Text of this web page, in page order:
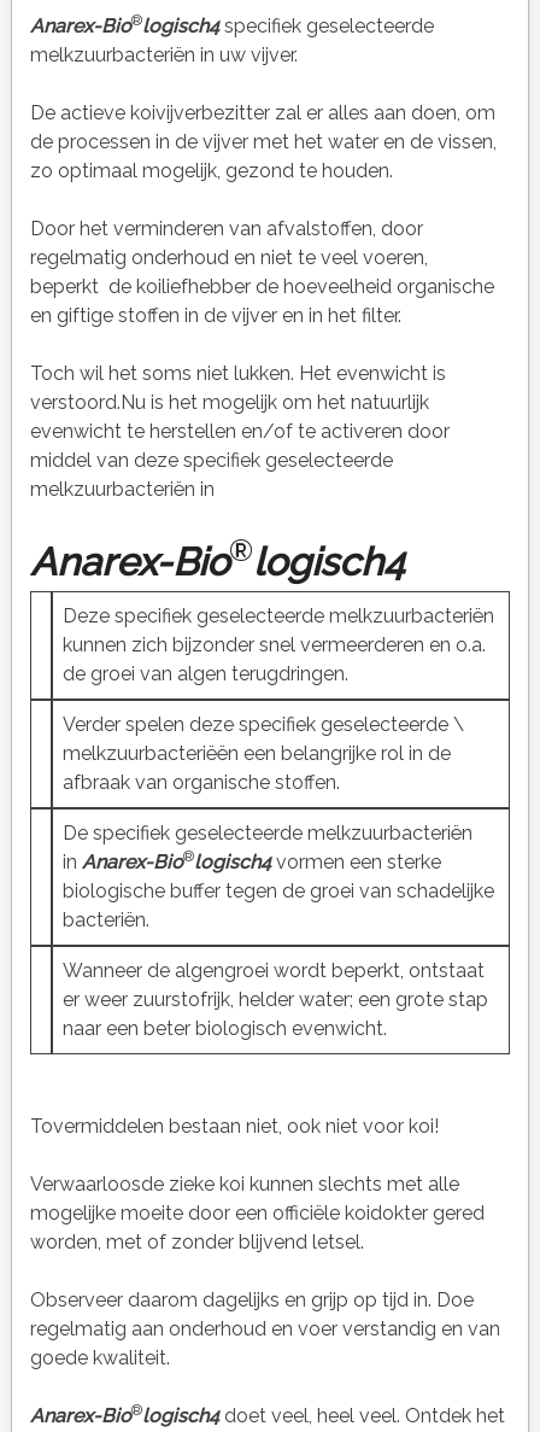
Anarex-Bio®logisch4specifiek geselecteerde
melkzuurbacteriën in uw vijver.
De actieve koivijverbezitter zal er alles aan doen, om
de processen in de vijver met het water en de vissen,
zo optimaal mogelijk, gezond te houden.
Door het verminderen van afvalstoffen, door
regelmatig onderhoud en niet te veel voeren,
beperkt de koiliefhebber de hoeveelheid organische
en giftige stoffen in de vijver en in het filter.
Toch wil het soms niet lukken. Het evenwicht is
verstoord.Nu is het mogelijk om het natuurlijk
evenwicht te herstellen en/of te activeren door
middel van deze specifiek geselecteerde
melkzuurbacteriën in
Anarex-Bio®logisch4
Deze specifiek geselecteerde melkzuurbacteriën
kunnen zich bijzonder snel vermeerderen en o.a.
de groei van algen terugdringen.
Verder spelen deze specifiek geselecteerde \
melkzuurbacteriëën een belangrijke rol in de
afbraak van organische stoffen.
De specifiek geselecteerde melkzuurbacteriën
in Anarex-Bio®logisch4vormen een sterke
biologische buffer tegen de groei van schadelijke
bacteriën.
Wanneer de algengroei wordt beperkt, ontstaat
er weer zuurstofrijk, helder water; een grote stap
naar een beter biologisch evenwicht.
Tovermiddelen bestaan niet, ook niet voor koi!
Verwaarloosde zieke koi kunnen slechts met alle
mogelijke moeite door een officiële koidokter gered
worden, met of zonder blijvend letsel.
Observeer daarom dagelijks en grijp op tijd in. Doe
regelmatig aan onderhoud en voer verstandig en van
goede kwaliteit.
Anarex-Bio®logisch4doet veel, heel veel. Ontdek het